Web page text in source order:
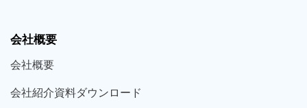
会社概要
会社概要
会社紹介資料ダウンロード